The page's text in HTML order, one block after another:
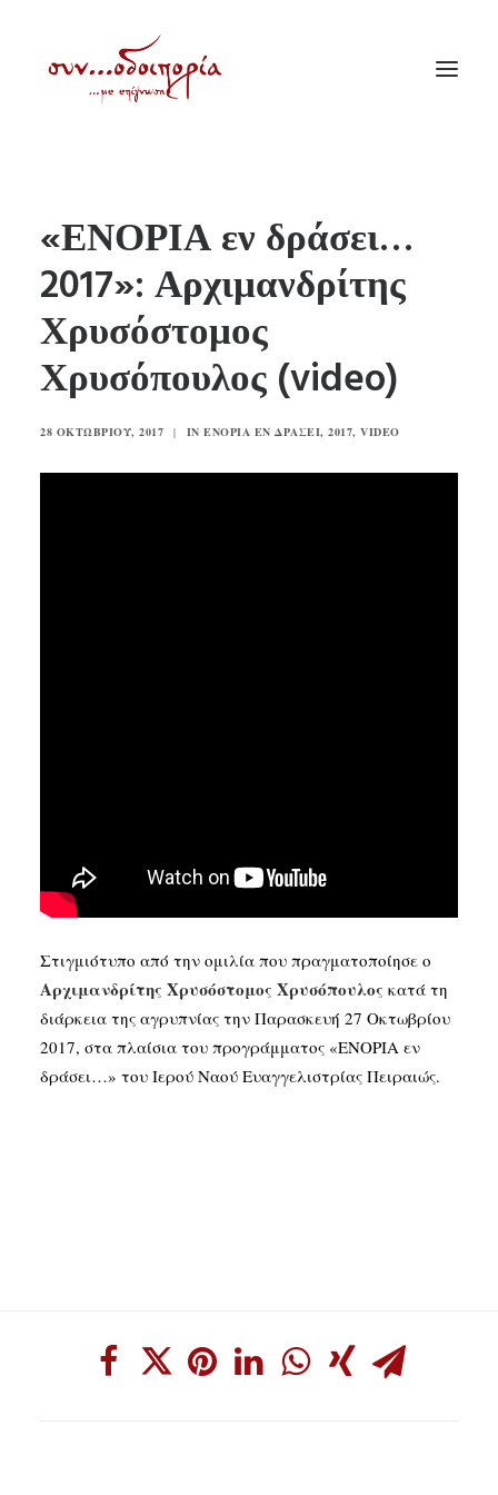
ΘΕΜΑΤΟΛΟΓΙΑ
ΑΝΑΚΟΙΝΩΣΕΙΣ
ΕΝΟΡΙΑ ΕΝ ΔΡΑΣΕΙ
ΕΥΑΓΓΕΛΙΣΤΡΙΑ ΠΕΙΡΑΙΏΣ
VIDEO
ΠΑΛΑΙΑ ΣΥΝΟΔΟΙΠΟΡΙΑ
ΕΠΙΚΟΙΝΩΝΙΑ
«ΕΝΟΡΙΑ εν δράσει…
2017»: Αρχιμανδρίτης
Χρυσόστομος
Χρυσόπουλος (video)
28 ΟΚΤΩΒΡΊΟΥ, 2017 | IN ΕΝΟΡΊΑ ΕΝ ΔΡΆΣΕΙ, 2017, VIDEO
Στιγμιότυπο από την ομιλία που πραγματοποίησε ο
Αρχιμανδρίτης Χρυσόστομος Χρυσόπουλος κατά τη
διάρκεια της αγρυπνίας την Παρασκευή 27 Οκτωβρίου
2017, στα πλαίσια του προγράμματος «ΕΝΟΡΙΑ εν
δράσει…» του Ιερού Ναού Ευαγγελιστρίας Πειραιώς.